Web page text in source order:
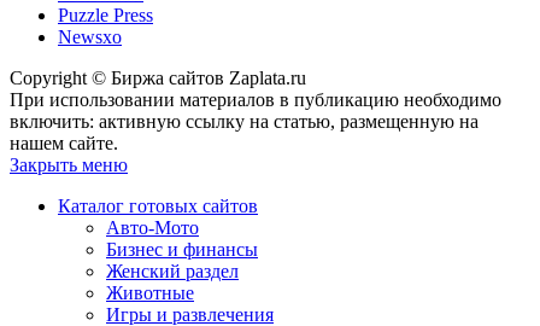
Puzzle Press
Newsxo
Copyright © Биржа сайтов Zaplata.ru
При использовании материалов в публикацию необходимо
включить: активную ссылку на статью, размещенную на
нашем сайте.
Закрыть меню
Каталог готовых сайтов
Авто-Мото
Бизнес и финансы
Женский раздел
Животные
Игры и развлечения